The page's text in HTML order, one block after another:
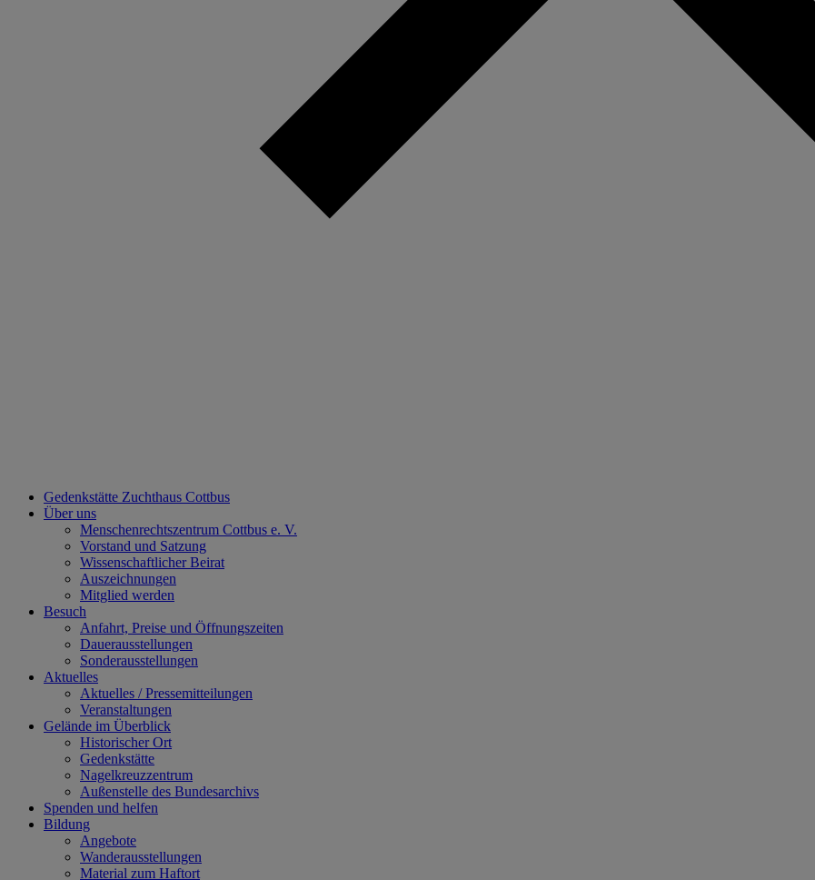
Gedenkstätte Zuchthaus Cottbus
Über uns
Menschenrechtszentrum Cottbus e. V.
Vorstand und Satzung
Wissenschaftlicher Beirat
Auszeichnungen
Mitglied werden
Besuch
Anfahrt, Preise und Öffnungszeiten
Dauerausstellungen
Sonderausstellungen
Aktuelles
Aktuelles / Pressemitteilungen
Veranstaltungen
Gelände im Überblick
Historischer Ort
Gedenkstätte
Nagelkreuzzentrum
Außenstelle des Bundesarchivs
Spenden und helfen
Bildung
Angebote
Wanderausstellungen
Material zum Haftort